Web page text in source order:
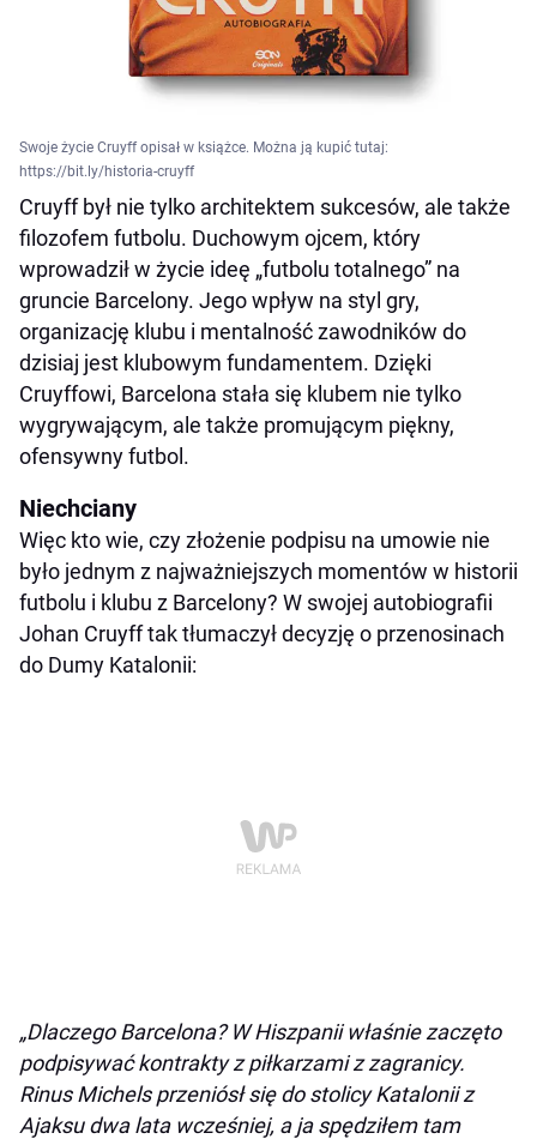
Swoje życie Cruyff opisał w książce. Można ją kupić tutaj:
https://bit.ly/historia-cruyff
Cruyff był nie tylko architektem sukcesów, ale także
filozofem futbolu. Duchowym ojcem, który
wprowadził w życie ideę „futbolu totalnego” na
gruncie Barcelony. Jego wpływ na styl gry,
organizację klubu i mentalność zawodników do
dzisiaj jest klubowym fundamentem. Dzięki
Cruyffowi, Barcelona stała się klubem nie tylko
wygrywającym, ale także promującym piękny,
ofensywny futbol.
Niechciany
Więc kto wie, czy złożenie podpisu na umowie nie
było jednym z najważniejszych momentów w historii
futbolu i klubu z Barcelony? W swojej autobiografii
Johan Cruyff tak tłumaczył decyzję o przenosinach
do Dumy Katalonii:
„Dlaczego Barcelona? W Hiszpanii właśnie zaczęto
podpisywać kontrakty z piłkarzami z zagranicy.
Rinus Michels przeniósł się do stolicy Katalonii z
Ajaksu dwa lata wcześniej, a ja spędziłem tam